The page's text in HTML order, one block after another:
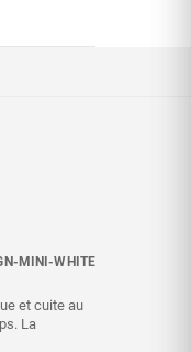
MINI-WHITE
et cuite au
La